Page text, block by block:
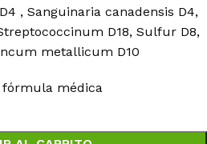
, Sanguinaria canadensis D4,
D18, Sulfur D8,
metallicum D10
fórmula médica